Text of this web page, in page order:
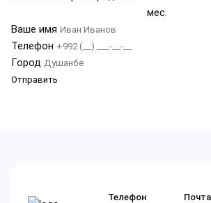
мес.
Ваше имя
Телефон
Город
Отправить
Телефон Почта